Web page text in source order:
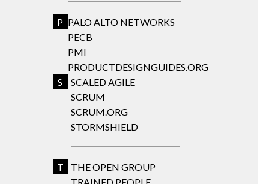
P PALO ALTO NETWORKS
PECB
PMI
PRODUCTDESIGNGUIDES.ORG
S
SCALED AGILE
SCRUM
SCRUM.ORG
STORMSHIELD
T
THE OPEN GROUP